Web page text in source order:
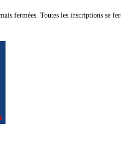
fermées. Toutes les inscriptions